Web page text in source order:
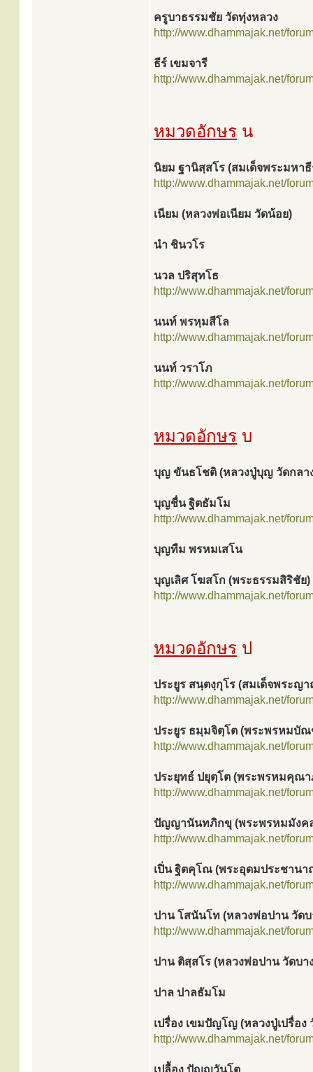
ครูบาธรรมชัย วัดทุ่งหลวง
http://www.dhammajak.net/
ธีร์ เขมจารี
http://www.dhammajak.net/
หมวดอักษร น
นิยม ฐานิสฺสโร (สมเด็จพระมหาธี
http://www.dhammajak.net/
เนียม (หลวงพ่อเนียม วัดน้อย)
นำ ชินวโร
นวล ปริสุทโธ
http://www.dhammajak.net/
นนท์ พรหฺมสีโล
http://www.dhammajak.net/
นนท์ วราโภ
http://www.dhammajak.net/
หมวดอักษร บ
บุญ ขันธโชติ (หลวงปู่บุญ วัดกลา
บุญชื่น ฐิตธัมโม
http://www.dhammajak.net/
บุญทืม พรหมเสโน
บุญเลิศ โฆสโก (พระธรรมสิริชัย)
http://www.dhammajak.net/
หมวดอักษร ป
ประยูร สนฺตงฺกุโร (สมเด็จพระญ
http://www.dhammajak.net/
ประยูร ธมฺมจิตฺโต (พระพรหมบั
http://www.dhammajak.net/
ประยุทธ์ ปยุตฺโต (พระพรหมคุณ
http://www.dhammajak.net/
ปัญญานันทภิกขุ (พระพรหมมังค
http://www.dhammajak.net/
เปิ่น ฐิตคุโณ (พระอุดมประชานา
http://www.dhammajak.net/
ปาน โสนันโท (หลวงพ่อปาน วัด
http://www.dhammajak.net/
ปาน ติสฺสโร (หลวงพ่อปาน วัดบา
ปาล ปาลธัมโม
เปรื่อง เขมปัญโญ (หลวงปู่เปรื่อง
http://www.dhammajak.net/
เปลื้อง ปัญญวันโต